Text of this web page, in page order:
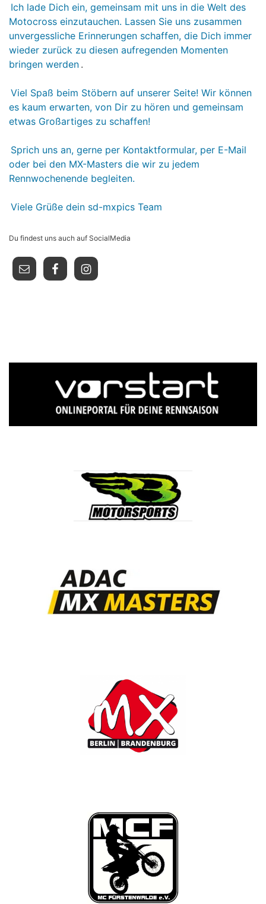
Ich lade Dich ein, gemeinsam mit uns in die Welt des
Motocross einzutauchen. Lassen Sie uns zusammen
unvergessliche Erinnerungen schaffen, die Dich immer
wieder zurück zu diesen aufregenden Momenten
bringen werden .
Viel Spaß beim Stöbern auf unserer Seite! Wir können
es kaum erwarten, von Dir zu hören und gemeinsam
etwas Großartiges zu schaffen!
Sprich uns an, gerne per Kontaktformular, per E-Mail
oder bei den MX-Masters die wir zu jedem
Rennwochenende begleiten.
Viele Grüße dein sd-mxpics Team
Du findest uns auch auf SocialMedia